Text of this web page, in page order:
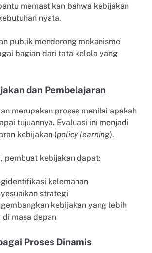
memastikan bahwa kebijakan
nyata.
publik mendorong mekanisme
bagian dari tata kelola yang
dan Pembelajaran
merupakan proses menilai apakah
tujuannya. Evaluasi ini menjadi
kebijakan (policy learning).
pembuat kebijakan dapat:
kelemahan
strategi
kebijakan yang lebih
di masa depan
Proses Dinamis